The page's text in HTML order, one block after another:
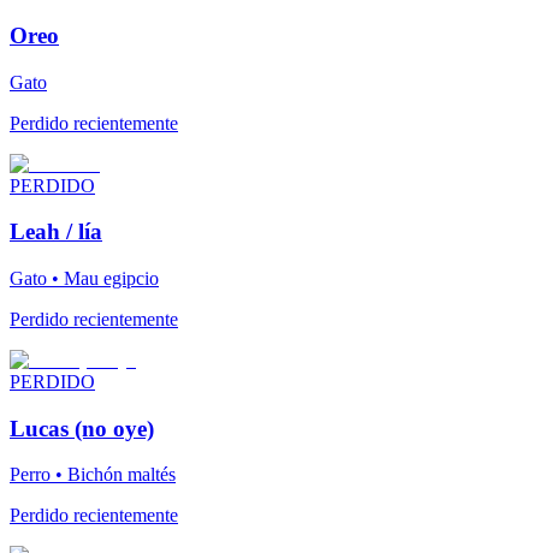
Oreo
Gato
Perdido recientemente
PERDIDO
Leah / lía
Gato • Mau egipcio
Perdido recientemente
PERDIDO
Lucas (no oye)
Perro • Bichón maltés
Perdido recientemente